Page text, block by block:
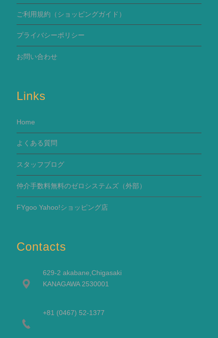
ご利用規約 （ショッピングガイド）
プライバシーポリシー
お問い合わせ
Links
Home
よくある質問
スタッフブログ
仲介手数料無料のゼロシステムズ（外部）
FYgoo Yahoo!ショッピング店
Contacts
629-2 akabane,Chigasaki
KANAGAWA 2530001
+81 (0467) 52-1377